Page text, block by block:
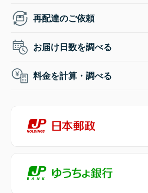
再配達のご依頼
お届け日数を調べる
料金を計算・調べる